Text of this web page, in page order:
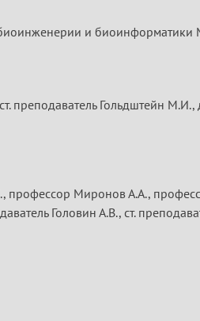
биоинженерии и биоинформатики
преподаватель Гольдштейн М.И.,
профессор Миронов А.А.,
Головин А.В., ст.